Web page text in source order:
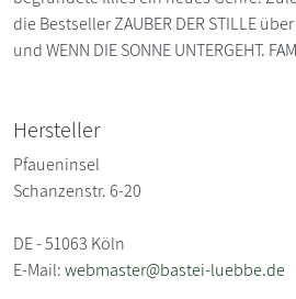
die Bestseller ZAUBER DER STILLE
und WENN DIE SONNE UNTERGEHT.
Hersteller
Pfaueninsel
Schanzenstr. 6-20
DE - 51063 Köln
E-Mail:webmaster@bastei-luebbe.de